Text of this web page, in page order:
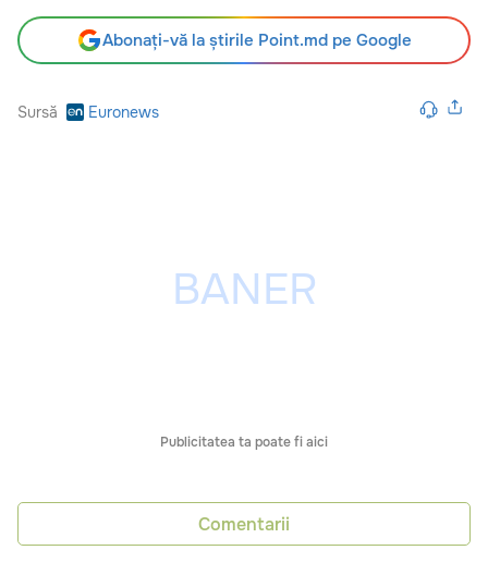
Abonați-vă la știrile Point.md pe Google
Sursă Euronews
Publicitatea ta poate fi aici
Comentarii